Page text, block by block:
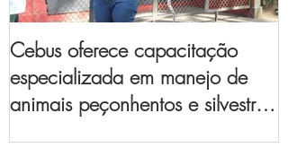
Cebus oferece capacitação
especializada em manejo de
animais peçonhentos e silvestres